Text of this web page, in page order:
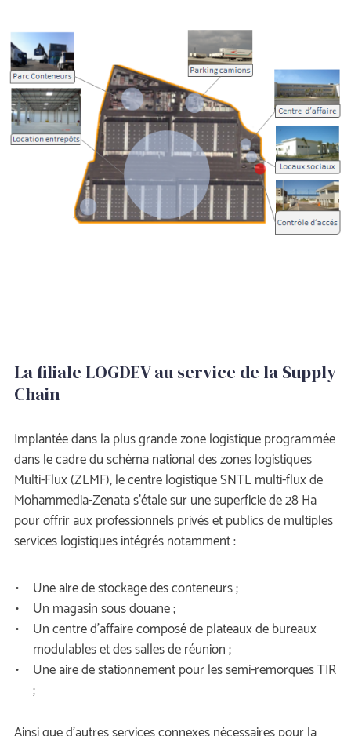
La filiale LOGDEV au service de la Supply
Chain
Implantée dans la plus grande zone logistique programmée
dans le cadre du schéma national des zones logistiques
Multi-Flux (ZLMF), le centre logistique SNTL multi-flux de
Mohammedia-Zenata s’étale sur une superficie de 28 Ha
pour offrir aux professionnels privés et publics de multiples
ervices logistiques intégrés notamment :
Une aire de stockage des conteneurs ;
Un magasin sous douane ;
Un centre d’affaire composé de plateaux de bureaux
modulables et des salles de réunion ;
Une aire de stationnement pour les semi-remorques TIR
;
Ainsi que d’autres services connexes nécessaires pour la